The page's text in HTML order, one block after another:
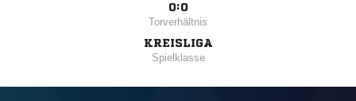
0:0
Torverhältnis
KREISLIGA
Spielklasse